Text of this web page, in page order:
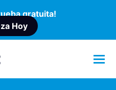
gratuita!
Hoy